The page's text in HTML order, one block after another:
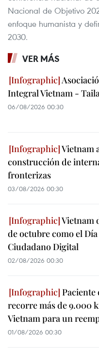
Nacional de Objetivo
enfoque humanista y
2030.
VER MÁS
Integral Vietnam -
06/08/2026 00:30
Vietnam
construcción de
fronterizas
03/08/2026 00:30
Vietnam
de octubre como el
Ciudadano Digital
02/08/2026 00:30
recorre más de 9.000
Vietnam para un
01/08/2026 00:30